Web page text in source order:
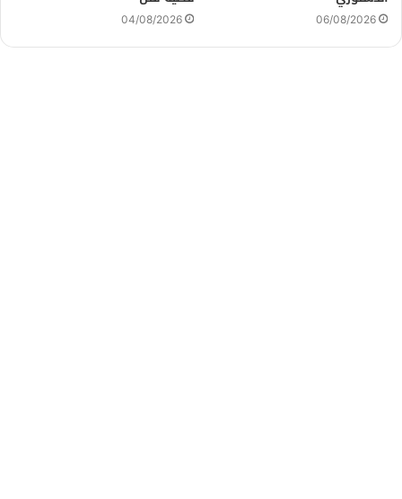
06/08/2026
04/08/2026